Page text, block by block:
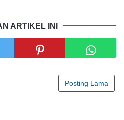
ARTIKEL INI
Posting Lama